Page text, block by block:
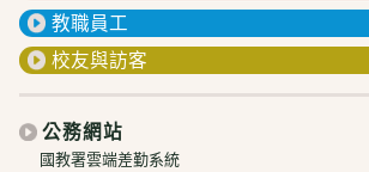
教職員工
校友與訪客
公務網站
國教署雲端差勤系統